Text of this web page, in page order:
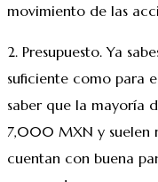
movimiento de las
2. Presupuesto. Ya
suficiente como para
saber que la mayoría
7,000 MXN y suelen
cuentan con buena